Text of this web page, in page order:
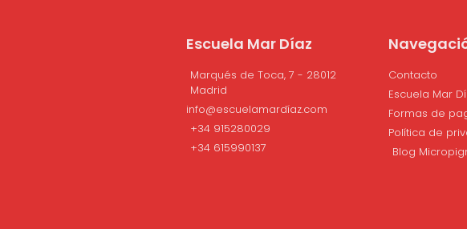
Escuela Mar Díaz
Marqués de Toca, 7 - 28012
Madrid
info@escuelamardíaz.com
+34 915280029
+34 615990137
Contacto
Escuela Mar
Formas de
Política de
Blog